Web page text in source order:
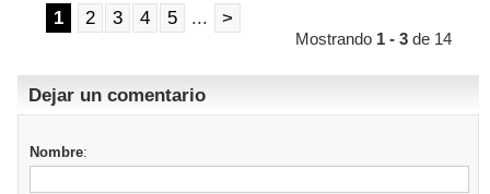
1 2 3 4 5 ... >
Mostrando 1 - 3 de 14
Dejar un comentario
Nombre: